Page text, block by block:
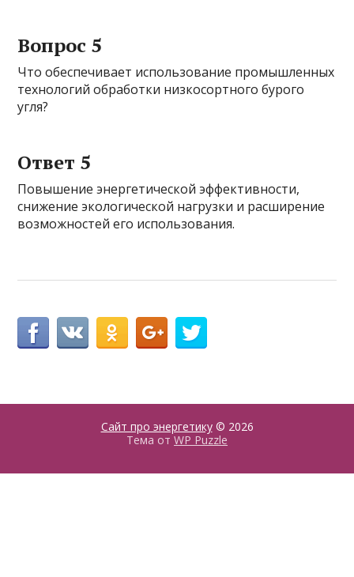
Вопрос 5
Что обеспечивает использование промышленных
технологий обработки низкосортного бурого
угля?
Ответ 5
Повышение энергетической эффективности,
снижение экологической нагрузки и расширение
возможностей его использования.
Сайт про энергетику© 2026
Тема от WP Puzzle